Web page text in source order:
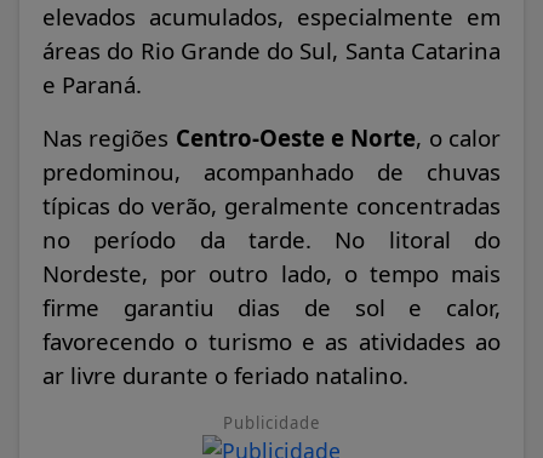
elevados acumulados, especialmente em
áreas do Rio Grande do Sul, Santa Catarina
e Paraná.
Nas regiões Centro-Oeste e Norte, o calor
predominou, acompanhado de chuvas
típicas do verão, geralmente concentradas
no período da tarde. No litoral do
Nordeste, por outro lado, o tempo mais
firme garantiu dias de sol e calor,
favorecendo o turismo e as atividades ao
ar livre durante o feriado natalino.
Publicidade